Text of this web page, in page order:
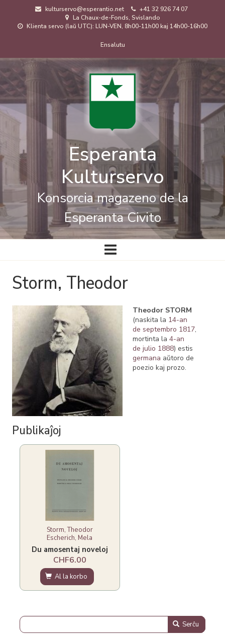
kulturservo@esperantio.net
+41 32 926 74 07
La Chaux-de-Fonds, Svislando
Klienta servo (laŭ UTC): LUN-VEN, 8h00-11h00 kaj 14h00-16h00
de
uzanto
Ensalutu
Esperanta
Kulturservo
Konsorcia magazeno de la
Esperanta Civito
Ĉefa
navigado
Storm, Theodor
Theodor STORM
(naskita la 14-an
de septembro 1817,
mortinta la 4-an
de julio 1888) estis
germana aŭtoro de
poezio kaj prozo.
Publikaĵoj
Storm, Theodor
Escherich, Mela
Du amosentaj noveloj
CHF6.00
Al la korbo
Serĉu